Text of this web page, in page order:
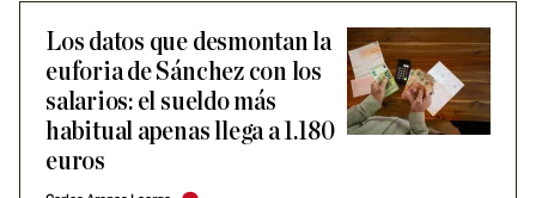
Los datos que desmontan la
euforia de Sánchez con los
salarios: el sueldo más
habitual apenas llega a 1.180
euros